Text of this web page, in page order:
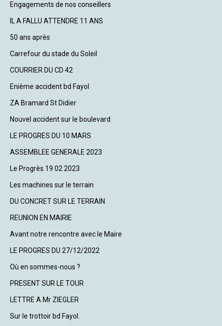
Engagements de nos conseillers
IL A FALLU ATTENDRE 11 ANS
50 ans après
Carrefour du stade du Soleil
COURRIER DU CD 42
Enième accident bd Fayol
ZA Bramard St Didier
Nouvel accident sur le boulevard
LE PROGRES DU 10 MARS
ASSEMBLEE GENERALE 2023
Le Progrès 19 02 2023
Les machines sur le terrain
DU CONCRET SUR LE TERRAIN
REUNION EN MAIRIE
Avant notre rencontre avec le Maire
LE PROGRES DU 27/12/2022
Où en sommes-nous ?
PRESENT SUR LE TOUR
LETTRE A Mr ZIEGLER
Sur le trottoir bd Fayol.